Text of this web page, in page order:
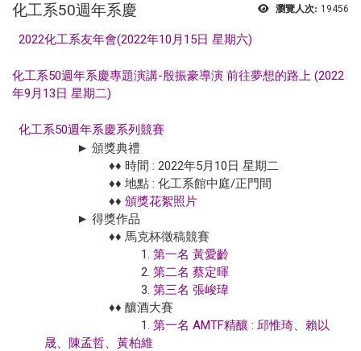
瀏覽人次: 19456
化工系50週年系慶
2022化工系友年會(2022年10月15日 星期六)
化工系50週年系慶專題演講-殷振豪導演 前往夢想的路上 (2022
年9月13日 星期二)
化工系50週年系慶系列競賽
► 頒獎典禮
♦♦ 時間 : 2022年5月10日 星期二
♦♦ 地點 : 化工系館中庭/正門間
♦♦ 頒獎花絮照片
► 得獎作品
♦♦ 馬克杯徵稿競賽
1. 第一名 黃愛齡
2. 第二名 蔡定暉
3. 第三名 張峻瑋
♦♦ 釀酒大賽
1. 第一名 AMTF精釀 : 邱惟琦、賴以
晟、陳孟哲、黃柏維